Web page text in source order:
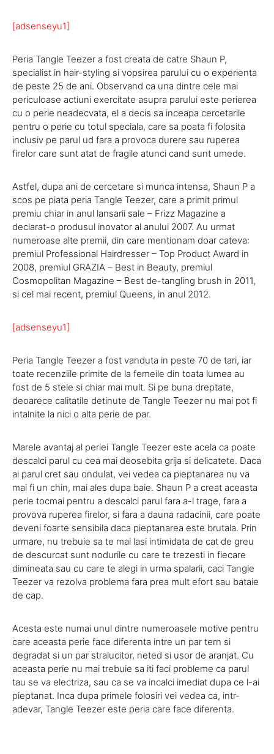
[adsenseyu1]
Peria Tangle Teezer a fost creata de catre Shaun P,
specialist in hair-styling si vopsirea parului cu o experienta
de peste 25 de ani. Observand ca una dintre cele mai
periculoase actiuni exercitate asupra parului este perierea
cu o perie neadecvata, el a decis sa inceapa cercetarile
pentru o perie cu totul speciala, care sa poata fi folosita
inclusiv pe parul ud fara a provoca durere sau ruperea
firelor care sunt atat de fragile atunci cand sunt umede.
Astfel, dupa ani de cercetare si munca intensa, Shaun P a
scos pe piata peria Tangle Teezer, care a primit primul
premiu chiar in anul lansarii sale – Frizz Magazine a
declarat-o produsul inovator al anului 2007. Au urmat
numeroase alte premii, din care mentionam doar cateva:
premiul Professional Hairdresser – Top Product Award in
2008, premiul GRAZIA – Best in Beauty, premiul
Cosmopolitan Magazine – Best de-tangling brush in 2011,
si cel mai recent, premiul Queens, in anul 2012.
[adsenseyu1]
Peria Tangle Teezer a fost vanduta in peste 70 de tari, iar
toate recenziile primite de la femeile din toata lumea au
fost de 5 stele si chiar mai mult. Si pe buna dreptate,
deoarece calitatile detinute de Tangle Teezer nu mai pot fi
intalnite la nici o alta perie de par.
Marele avantaj al periei Tangle Teezer este acela ca poate
descalci parul cu cea mai deosebita grija si delicatete. Daca
ai parul cret sau ondulat, vei vedea ca pieptanarea nu va
mai fi un chin, mai ales dupa baie. Shaun P a creat aceasta
perie tocmai pentru a descalci parul fara a-l trage, fara a
provova ruperea firelor, si fara a dauna radacinii, care poate
deveni foarte sensibila daca pieptanarea este brutala. Prin
urmare, nu trebuie sa te mai lasi intimidata de cat de greu
de descurcat sunt nodurile cu care te trezesti in fiecare
dimineata sau cu care te alegi in urma spalarii, caci Tangle
Teezer va rezolva problema fara prea mult efort sau bataie
de cap.
Acesta este numai unul dintre numeroasele motive pentru
care aceasta perie face diferenta intre un par tern si
degradat si un par stralucitor, neted si usor de aranjat. Cu
aceasta perie nu mai trebuie sa iti faci probleme ca parul
tau se va electriza, sau ca se va incalci imediat dupa ce l-ai
pieptanat. Inca dupa primele folosiri vei vedea ca, intr-
adevar, Tangle Teezer este peria care face diferenta.